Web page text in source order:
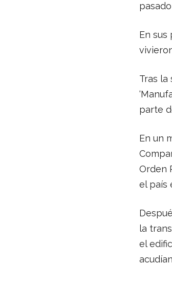
En sus
Tras la
parte
En un
Orden
el país
la
el